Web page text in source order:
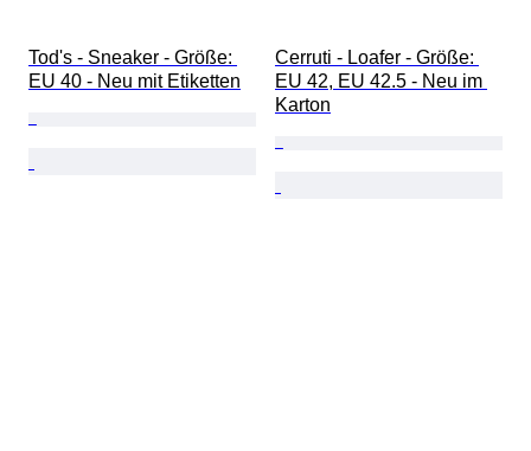
Tod's - Sneaker - Größe:
EU 40 - Neu mit Etiketten
Cerruti - Loafer - Größe:
EU 42, EU 42.5 - Neu im
Karton